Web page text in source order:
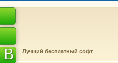
Лучший бесплатный софт
B